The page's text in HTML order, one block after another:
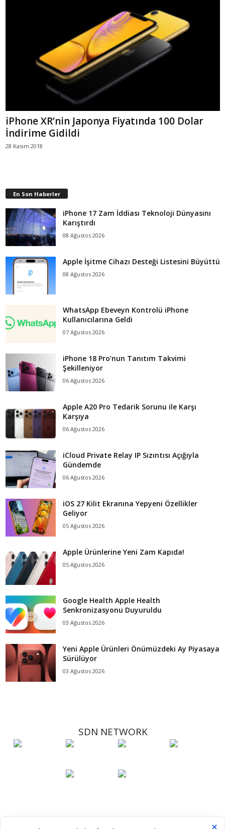
iPhone XR’nin Japonya Fiyatında 100 Dolar
İndirime Gidildi
28 Kasım 2018
En Son Haberler
iPhone 17 Zam İddiası Teknoloji Dünyasını
Karıştırdı
08 Ağustos 2026
Apple İşitme Cihazı Desteği Listesini Büyüttü
08 Ağustos 2026
WhatsApp Ebeveyn Kontrolü iPhone
Kullanıcılarına Geldi
07 Ağustos 2026
iPhone 18 Pro’nun Tanıtım Takvimi
Şekilleniyor
06 Ağustos 2026
Apple A20 Pro Tedarik Sorunu ile Karşı
Karşıya
06 Ağustos 2026
iCloud Private Relay IP Sızıntısı Açığıyla
Gündemde
06 Ağustos 2026
iOS 27 Kilit Ekranına Yepyeni Özellikler
Geliyor
05 Ağustos 2026
Apple Ürünlerine Yeni Zam Kapıda!
05 Ağustos 2026
Google Health Apple Health
Senkronizasyonu Duyuruldu
03 Ağustos 2026
Yeni Apple Ürünleri Önümüzdeki Ay Piyasaya
Sürülüyor
03 Ağustos 2026
SDN NETWORK